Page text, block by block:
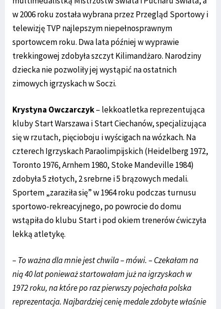
w 2006 roku została wybrana przez Przegląd Sportowy i
telewizję TVP najlepszym niepełnosprawnym
sportowcem roku. Dwa lata później w wyprawie
trekkingowej zdobyła szczyt Kilimandżaro. Narodziny
dziecka nie pozwoliły jej wystąpić na ostatnich
zimowych igrzyskach w Soczi.
Krystyna Owczarczyk– lekkoatletka reprezentująca
kluby Start Warszawa i Start Ciechanów, specjalizująca
się w rzutach, pięcioboju i wyścigach na wózkach. Na
czterech Igrzyskach Paraolimpijskich (Heidelberg 1972,
Toronto 1976, Arnhem 1980, Stoke Mandeville 1984)
zdobyła 5 złotych, 2 srebrne i 5 brązowych medali.
Sportem „zaraziła się” w 1964 roku podczas turnusu
sportowo-rekreacyjnego, po powrocie do domu
wstąpiła do klubu Start i pod okiem trenerów ćwiczyła
lekką atletykę.
– To ważna dla mnie jest chwila – mówi. – Czekałam na
nią 40 lat ponieważ startowałam już na igrzyskach w
1972 roku, na które po raz pierwszy pojechała polska
reprezentacja. Najbardziej cenię medale zdobyte właśnie